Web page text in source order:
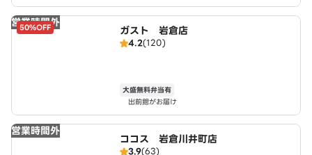
営業時間外
50%OFF ガスト 岩倉店
4.2(120)
大盛無料弁当有
出前館がお届け
営業時間外
ココス 岩倉川井町店
3.9(63)